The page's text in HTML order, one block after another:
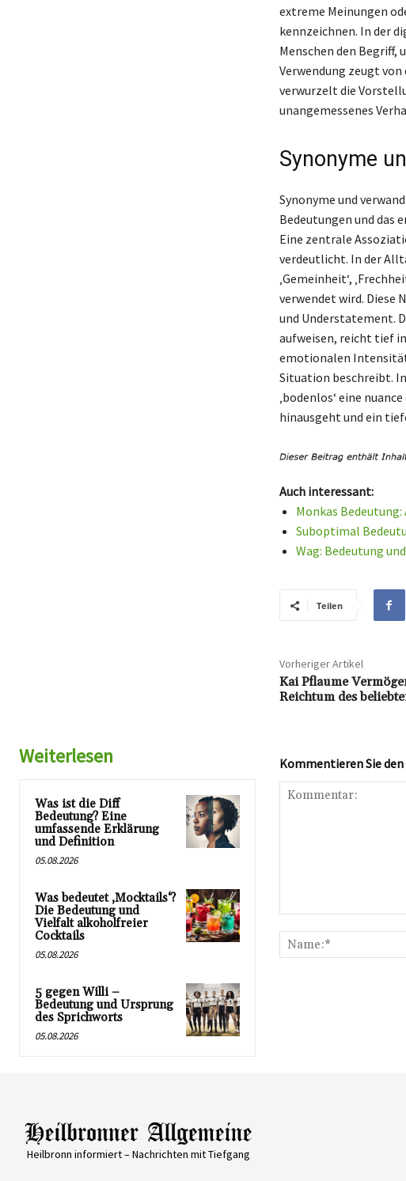
extreme Meinungen
kennzeichnen. In der
Menschen den Begriff,
Verwendung zeugt
verwurzelt die
unangemessenes
Synonyme
Synonyme und
Bedeutungen und das
Eine zentrale
verdeutlicht. In der
‚Gemeinheit‘,
verwendet wird.
und Understatement.
aufweisen, reicht tief
emotionalen
Situation beschreibt.
‚bodenlos‘ eine
hinausgeht und ein
Auch interessant:
Monkas
Suboptimal
Wag: Bedeutung
Teilen
Vorheriger Artikel
Kai Pflaume
Reichtum des
Weiterlesen
Was ist die Diff
Bedeutung? Eine
umfassende Erklärung
und Definition
05.08.2026
Was bedeutet ‚Mocktails‘?
Die Bedeutung und
Vielfalt alkoholfreier
Cocktails
05.08.2026
5 gegen Willi –
Bedeutung und Ursprung
des Sprichworts
05.08.2026
Kommentieren Sie
Heilbronn informiert – Nachrichten mit Tiefgang